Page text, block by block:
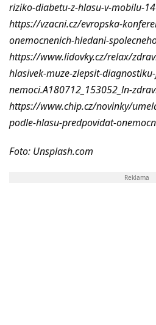
riziko-diabetu-z-hlasu-v-mobilu-
https://vzacni.cz/evropska-
onemocnenich-hledani-
https://www.lidovky.cz/relax/
hlasivek-muze-zlepsit-
nemoci.A180712_153052_ln-
https://www.chip.cz/novinky/
podle-hlasu-predpovidat-
Foto: Unsplash.com
Reklama